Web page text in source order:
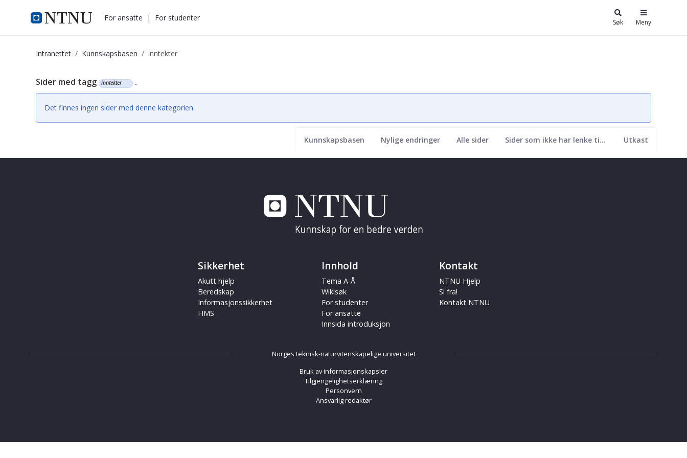
i.ntnu.no For ansatte | For studenter Søk Meny
Intranettet Kunnskapsbasen inntekter
Kunnskapsbasen
Kunnskapsbasen Nylige endringer Alle sider Sider som ikke har lenke til seg Utkast
Sider med tagg inntekter .
Det finnes ingen sider med denne kategorien.
Sikkerhet
Akutt hjelp
Beredskap
Informasjonssikkerhet
HMS
Innhold
Tema A-Å
Wikisøk
For studenter
For ansatte
Innsida introduksjon
Kontakt
NTNU Hjelp
Si fra!
Kontakt NTNU
Norges teknisk-naturvitenskapelige universitet
Bruk av informasjonskapsler
Tilgjengelighetserklæring
Personvern
Ansvarlig redaktør